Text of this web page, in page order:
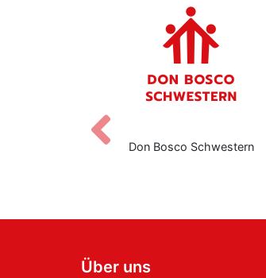
Don Bosco Schwestern
Zurück
Über uns